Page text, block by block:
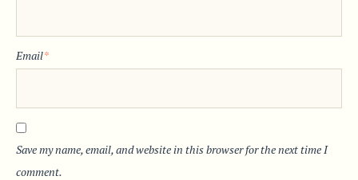
Email*
Save my name, email, and website in this browser for the next time I
comment.